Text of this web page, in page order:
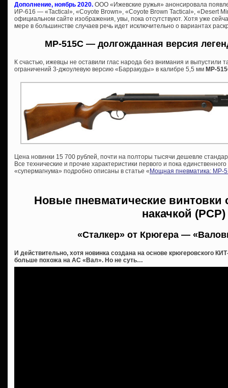
Дополнение, ноябрь 2020. ООО «Ижевские ружья» анонсировала
ИР-616 — «Tactical», «Coyote Brown», «Coyote Brown Tactical», «Desert
официальном сайте изображения, увы, пока отсутствуют. Хотя уже
мере в большинстве случаев речь идет исключительно о вариантах
МР-515С — долгожданная версия
К счастью, ижевцы не оставили глас народа без внимания и выпустили
ограничений 3-джоулевую версию «Барракуды» в калибре 5,5 мм МР-
Цена новинки 15 700 рублей, почти на полторы тысячи дешевле
Все технические и прочие характеристики первого и пока
«супермагнума» подробно описаны в статье «Мощная пневматика: МР-
Новые пневматические винтовки
накачкой (PCP)
«Сталкер» от Крюгера —
И действительно, хотя новинка создана на основе крюгеровского
больше похожа на АС «Вал». Но не суть…